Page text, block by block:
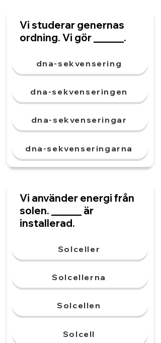
Vi studerar genernas
ordning. Vi gör ______.
dna-sekvensering
dna-sekvenseringen
dna-sekvenseringar
dna-sekvenseringarna
Vi använder energi från
solen. ______ är
installerad.
Solceller
Solcellerna
Solcellen
Solcell